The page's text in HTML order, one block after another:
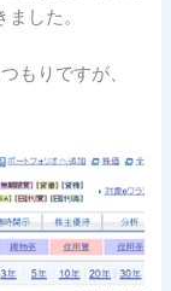
した。
もりですが、